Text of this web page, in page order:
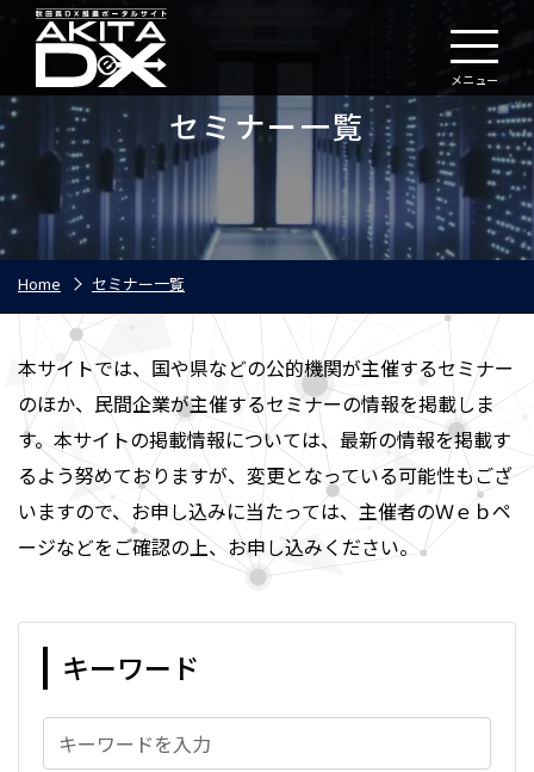
メニュー
セミナー一覧
Home セミナー一覧
本サイトでは、国や県などの公的機関が主催するセミナー
のほか、民間企業が主催するセミナーの情報を掲載しま
す。本サイトの掲載情報については、最新の情報を掲載す
るよう努めておりますが、変更となっている可能性もござ
いますので、お申し込みに当たっては、主催者のＷｅｂペ
ージなどをご確認の上、お申し込みください。
キーワード